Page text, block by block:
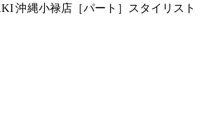
沖縄小禄店［パート］スタイリスト